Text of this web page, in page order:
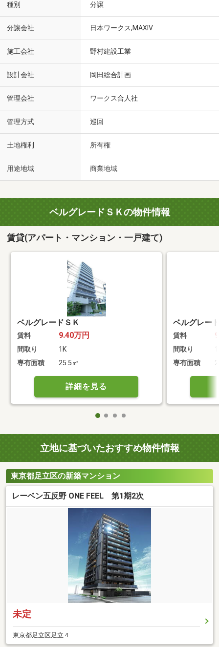
種別 分譲
分譲会社 日本ワークス,MAXIV
施工会社 野村建設工業
設計会社 岡田総合計画
管理会社 ワークス合人社
管理方式 巡回
土地権利 所有権
用途地域 商業地域
ベルグレードＳＫの物件情報
賃貸(アパート・マンション・一戸建て)
ベルグレードＳＫ
賃料 9.40万円
間取り
1K
専有面積
25.5㎡
詳細を見る
ベルグレー
賃料
間取り
専有面積
立地に基づいたおすすめ物件情報
東京都足立区の新築マンション
レーベン五反野 ONE FEEL 第1期2次
未定
東京都足立区足立４